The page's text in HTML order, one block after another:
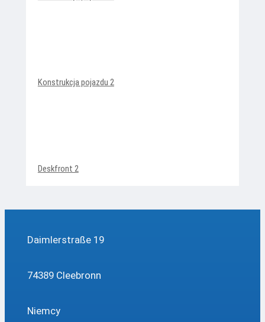
Konstrukcja pojazdu 2
Deskfront 2
Daimlerstraße 19
74389 Cleebronn
Niemcy